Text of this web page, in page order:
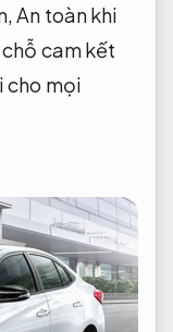
An toàn khi
cam kết
cho mọi